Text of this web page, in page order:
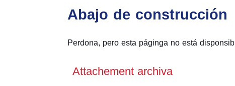
Abajo de construcción
Perdona, pero esta páginga no está
Attachement archiva